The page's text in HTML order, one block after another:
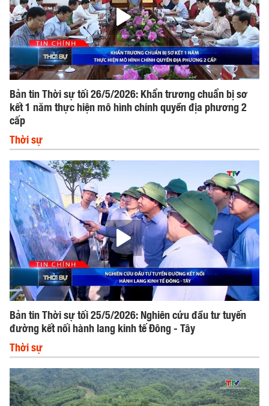
Bản tin Thời sự tối 26/5/2026: Khẩn trương chuẩn bị sơ
kết 1 năm thực hiện mô hình chính quyền địa phương 2
cấp
Thời sự
Bản tin Thời sự tối 25/5/2026: Nghiên cứu đầu tư tuyến
đường kết nối hành lang kinh tế Đông - Tây
Thời sự